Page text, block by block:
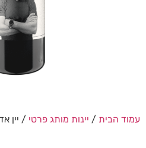
עמוד הבית / יינות מותג פרטי / יין